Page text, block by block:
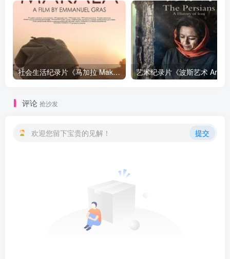
社会生活纪录片《马加拉 Makala》下载
评论 抢沙发
欢迎您留下宝贵的见解！ 提交